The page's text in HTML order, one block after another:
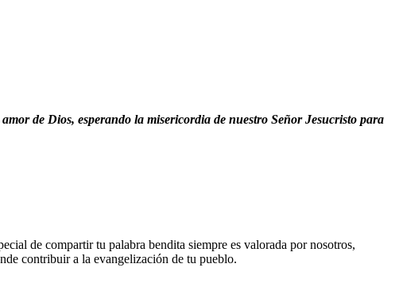
de Dios, esperando la misericordia de nuestro Señor Jesucristo para
de compartir tu palabra bendita siempre es valorada por nosotros,
contribuir a la evangelización de tu pueblo.